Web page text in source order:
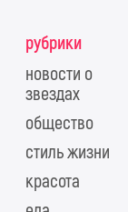
рубрики
новости о
звездах
общество
стиль жизни
красота